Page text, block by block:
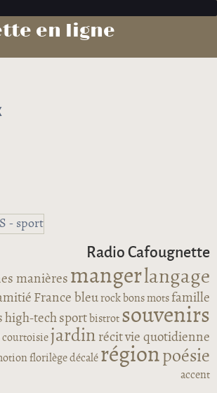
en ligne
Radio Cafougnette
manières mangerlangage
France bleurock bons mots famille
high-techsport bistrot souvenirs
courtoisiejardin récitvie quotidienne
florilègedécalé régionpoésie
accent